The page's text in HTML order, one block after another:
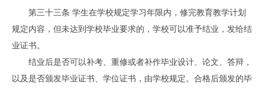
第三十三条 学生在学校规定学习年限内，修完教育教学计划
规定内容，但未达到学校毕业要求的，学校可以准予结业，发给结
业证书。
结业后是否可以补考、重修或者补作毕业设计、论文、答辩，
以及是否颁发毕业证书、学位证书，由学校规定。合格后颁发的毕